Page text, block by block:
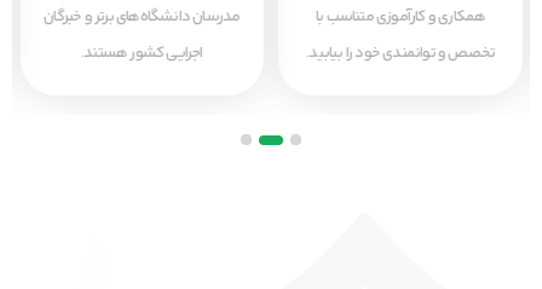
همکاری و کارآموزی متناسب با
تخصص و توانمندی خود را بیابید.
مدرسان دانشگاه‌های برتر و خبرگان
اجرایی کشور هستند.